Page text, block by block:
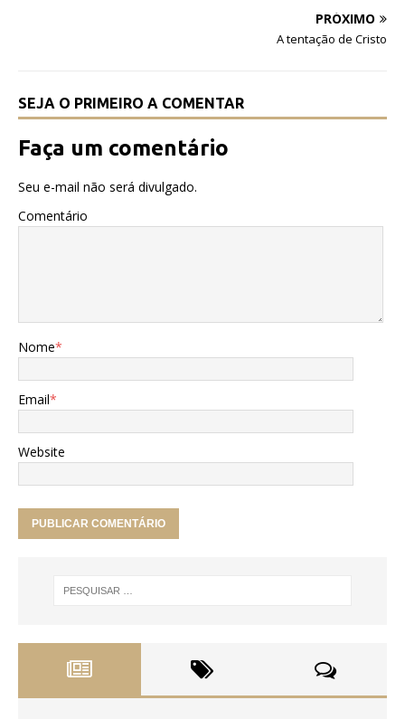
PRÓXIMO
A tentação de Cristo
SEJA O PRIMEIRO A COMENTAR
Faça um comentário
Seu e-mail não será divulgado.
Comentário
Nome*
Email*
Website